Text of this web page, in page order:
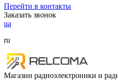
Перейти в контакты
Заказать звонок
ua
ru
Магазин радиоэлектроники и